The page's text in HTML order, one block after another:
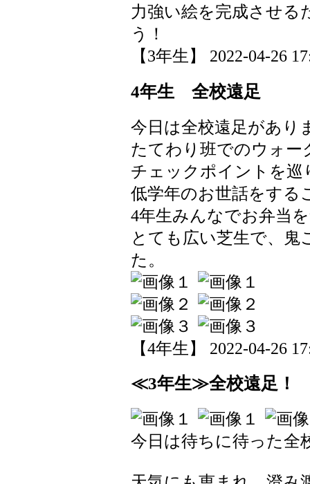
力強い絵を完成させる
う！
【3年生】 2022-04-26
4年生 全校遠足
今日は全校遠足があり
たてわり班でのウォー
チェックポイントを巡
低学年のお世話をする
4年生みんなでお弁当
とても広い芝生で、
た。
【4年生】 2022-04-26
≪3年生≫全校遠足！
今日は待ちに待った全